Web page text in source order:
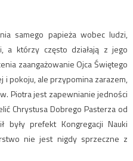
samego papieża wobec ludzi,
a którzy często działają z jego
zaangażowanie Ojca Świętego
i pokoju, ale przypomina zarazem,
Piotra jest zapewnianie jedności
Chrystusa Dobrego Pasterza od
były prefekt Kongregacji Nauki
nie jest nigdy sprzeczne z